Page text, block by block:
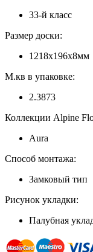
33-й класс
Размер доски:
1218х196х8мм
М.кв в упаковке:
2.3873
Коллекции Alpine
Aura
Способ монтажа:
Замковый тип
Рисунок укладки:
Палубная